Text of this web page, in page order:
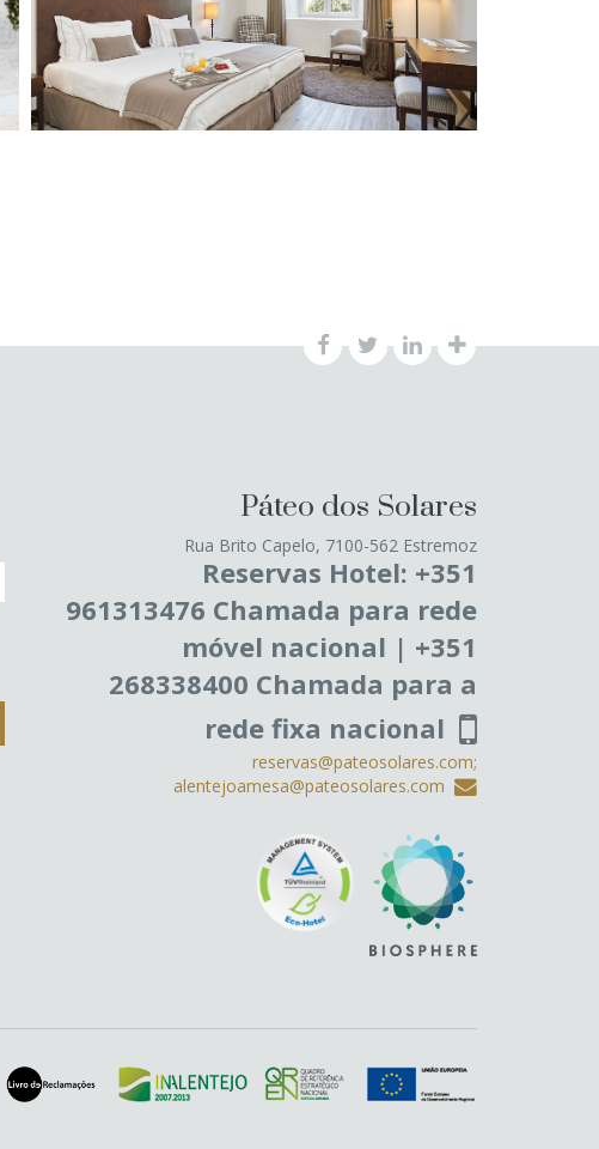
Páteo dos Solares
Rua Brito Capelo, 7100-562 Estremoz
Reservas Hotel: +351
961313476 Chamada para rede
móvel nacional | +351
268338400 Chamada para a
rede fixa nacional
reservas@pateosolares.com;
alentejoamesa@pateosolares.com